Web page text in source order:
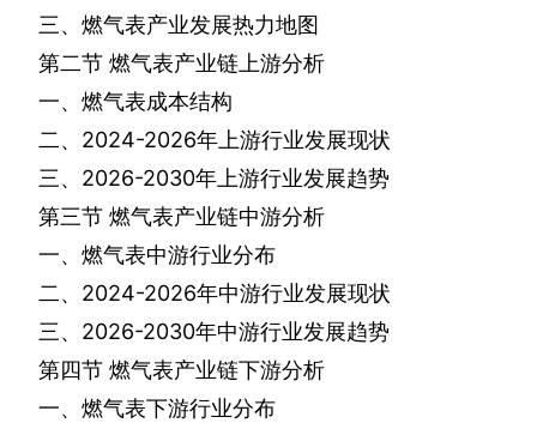
三、燃气表产业发展热力地图
第二节 燃气表产业链上游分析
一、燃气表成本结构
二、 2024-2026年上游行业发展现状
三、 2026-2030年上游行业发展趋势
第三节 燃气表产业链中游分析
一、燃气表中游行业分布
二、 2024-2026年中游行业发展现状
三、 2026-2030年中游行业发展趋势
第四节 燃气表产业链下游分析
一、燃气表下游行业分布